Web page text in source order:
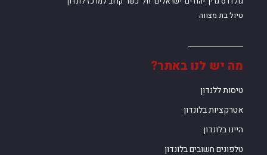
מה יש לנו באתר?
טיסות ללנדון
אטרקציות בלונדון
היינו בלונדון
טלפונים חשובים בלונדון
טיול בת מצווה